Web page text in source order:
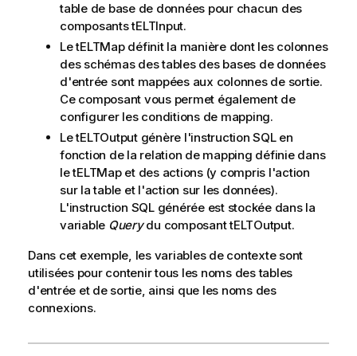
table de base de données pour chacun des
composants tELTInput.
Le tELTMap définit la manière dont les colonnes
des schémas des tables des bases de données
d'entrée sont mappées aux colonnes de sortie.
Ce composant vous permet également de
configurer les conditions de mapping.
Le tELTOutput génère l'instruction SQL en
fonction de la relation de mapping définie dans
le tELTMap et des actions (y compris l'action
sur la table et l'action sur les données).
L'instruction SQL générée est stockée dans la
variable Querydu composant tELTOutput.
Dans cet exemple, les variables de contexte sont
utilisées pour contenir tous les noms des tables
d'entrée et de sortie, ainsi que les noms des
connexions.